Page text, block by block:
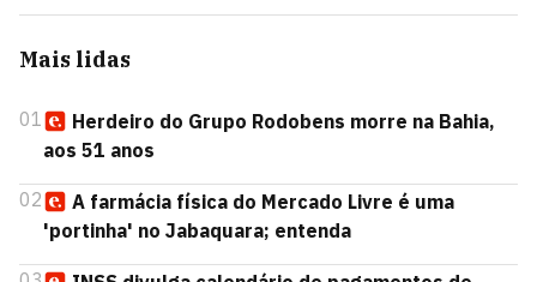
Mais lidas
01
Herdeiro do Grupo Rodobens morre na Bahia,
aos 51 anos
02
A farmácia física do Mercado Livre é uma
'portinha' no Jabaquara; entenda